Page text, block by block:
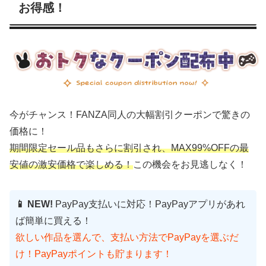
お得感！
今がチャンス！FANZA同人の大幅割引クーポンで驚きの
価格に！
期間限定セール品もさらに割引され、MAX99%OFFの最
安値の激安価格で楽しめる！この機会をお見逃しなく！
📱 NEW! PayPay支払いに対応！PayPayアプリがあれ
ば簡単に買える！
欲しい作品を選んで、支払い方法でPayPayを選ぶだ
け！PayPayポイントも貯まります！